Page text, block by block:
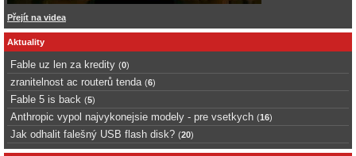
Přejít na videa
Aktuality
Fable uz len za kredity (0)
zranitelnost ac routerů tenda (6)
Fable 5 is back (5)
Anthropic vypol najvykonejsie modely - pre vsetkych (16)
Jak odhalit falešný USB flash disk? (20)